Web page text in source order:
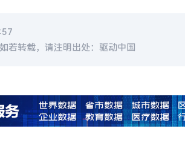
若转载，请注明出处：驱动中国